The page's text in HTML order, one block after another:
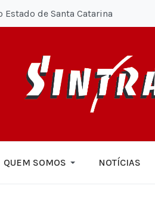
de Santa Catarina
QUEM SOMOS NOTÍCIAS